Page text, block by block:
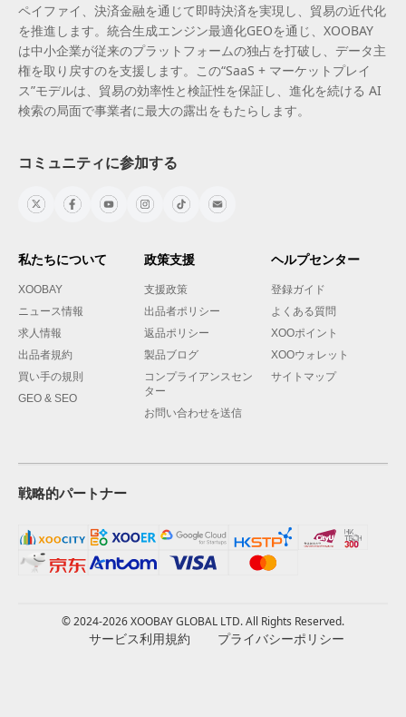
ペイファイ、決済金融を通じて即時決済を実現し、貿易の近代化
を推進します。統合生成エンジン最適化GEOを通じ、XOOBAY
は中小企業が従来のプラットフォームの独占を打破し、データ主
権を取り戻すのを支援します。この“SaaS + マーケットプレイ
ス”モデルは、貿易の効率性と検証性を保証し、進化を続ける AI
検索の局面で事業者に最大の露出をもたらします。
コミュニティに参加する
私たちについて
XOOBAY
ニュース情報
求人情報
出品者規約
買い手の規則
GEO & SEO
政策支援
支援政策
出品者ポリシー
返品ポリシー
製品ブログ
コンプライアンスセン
ター
お問い合わせを送信
ヘルプセンター
登録ガイド
よくある質問
XOOポイント
XOOウォレット
サイトマップ
戦略的パートナー
© 2024-2026 XOOBAY GLOBAL LTD. All Rights Reserved.
サービス利用規約 プライバシーポリシー